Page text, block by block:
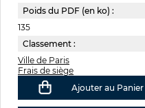
Poids du PDF (en ko) :
135
Classement :
Ville de Paris
Frais de siège
Ajouter au Panier